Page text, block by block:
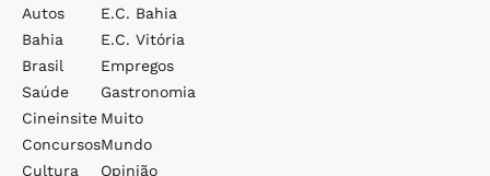
Autos
Bahia
Brasil
Saúde
Cineinsite
Concursos
Cultura
E.c. Bahia
E.c. Vitória
Empregos
Gastronomia
Muito
Mundo
Opinião